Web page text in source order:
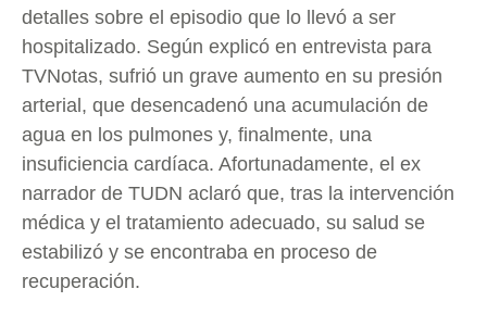
detalles sobre el episodio que lo llevó a ser
hospitalizado. Según explicó en entrevista para
TVNotas, sufrió un grave aumento en su presión
arterial, que desencadenó una acumulación de
agua en los pulmones y, finalmente, una
insuficiencia cardíaca. Afortunadamente, el ex
narrador de TUDN aclaró que, tras la intervención
médica y el tratamiento adecuado, su salud se
estabilizó y se encontraba en proceso de
recuperación.